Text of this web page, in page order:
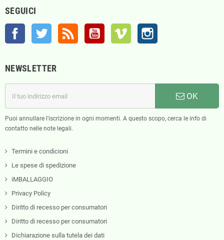
SEGUICI
Facebook Twitter YouTube Vimeo
NEWSLETTER
OK
Puoi annullare l'iscrizione in ogni momenti. A questo scopo, cerca le info di
contatto nelle note legali.
Termini e condicioni
Le spese di spedizione
iMBALLAGGIO
Privacy Policy
Diritto di recesso per consumatori
Diritto di recesso per consumatori
Dichiarazione sulla tutela dei dati